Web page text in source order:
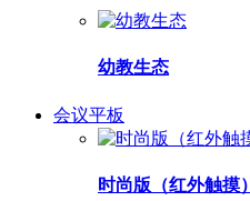
幼教生态
会议平板
时尚版（红外触摸）